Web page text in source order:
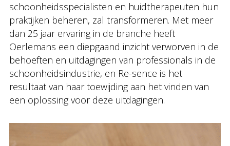
schoonheidsspecialisten en huidtherapeuten hun
praktijken beheren, zal transformeren. Met meer
dan 25 jaar ervaring in de branche heeft
Oerlemans een diepgaand inzicht verworven in de
behoeften en uitdagingen van professionals in de
schoonheidsindustrie, en Re-sence is het
resultaat van haar toewijding aan het vinden van
een oplossing voor deze uitdagingen.